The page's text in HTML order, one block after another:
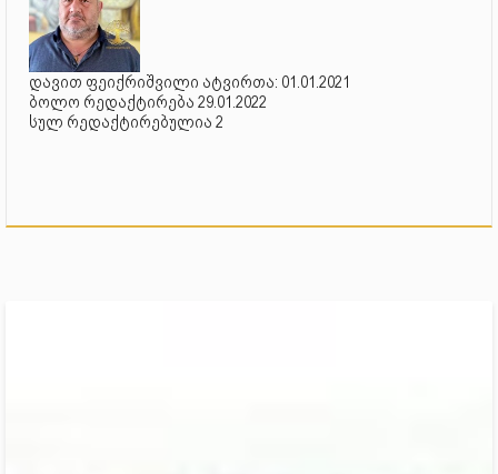
დავით ფეიქრიშვილი ატვირთა: 01.01.2021
ბოლო რედაქტირება 29.01.2022
სულ რედაქტირებულია 2